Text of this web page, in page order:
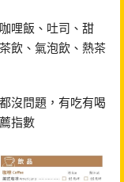
哩飯、吐司、甜
飲、氣泡飲、熱茶
沒問題，有吃有喝
指數